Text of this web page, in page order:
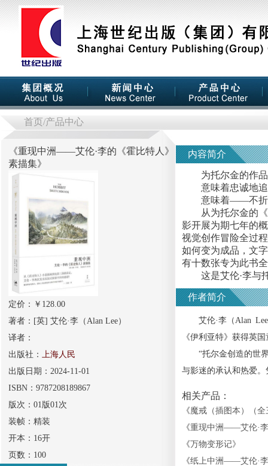
首页/产品中心
《重现中洲——艾伦·李的《霍比特人》
素描集》
定价：￥ 128.00
著者： [英] 艾伦·李（Alan Lee）
译者：
出版社： 上海人民
出版日期： 2024-11-01
ISBN： 9787208189867
版次： 01版01次
装帧： 精装
开本： 16开
页数： 100
内容简介
为托尔金的作品
意味着忠诚地追
意味着——不折
从为托尔金的《
影开展为期七年的
视觉创作冒险全过
如何变为成品，文
有十数张专为此书
这是艾伦·李与托
作者简介
艾伦·李（Alan Lee
《伊利亚特》获得英
“托尔金创造的世界
与影迷的承认和热爱
相关产品：
《魔戒（插图本）（全
《重现中洲——艾伦·
《万物变形记》
《纸上中洲——艾伦·